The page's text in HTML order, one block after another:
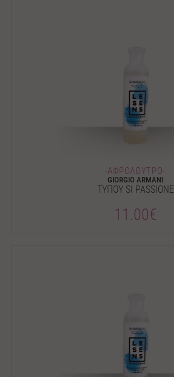
-ΑΦΡΟΛΟΥΤΡΟ-
GIORGIO ARMANI
ΤΥΠΟΥ SI PASSIONE
11.00€